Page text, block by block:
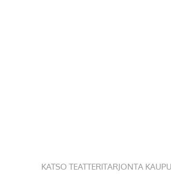
KATSO TEATTERITARJONTA